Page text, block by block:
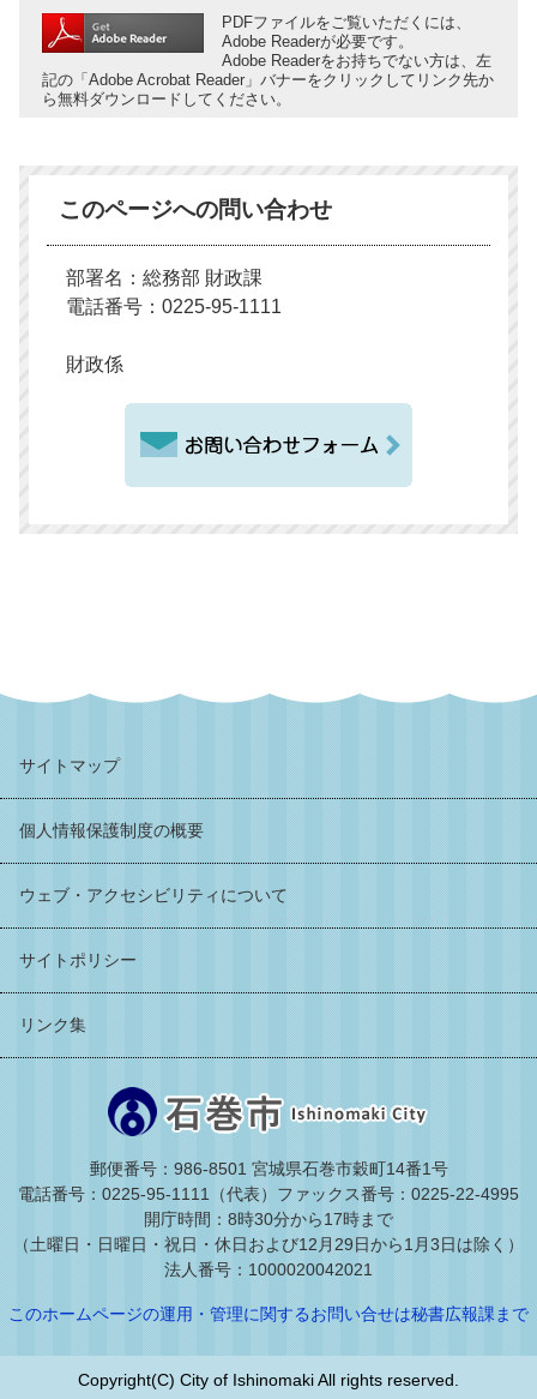
PDFファイルをご覧いただくには、
Adobe Readerが必要です。
Adobe Readerをお持ちでない方は、左
記の「Adobe Acrobat Reader」バナーをクリックしてリンク先か
ら無料ダウンロードしてください。
このページへの問い合わせ
部署名：総務部 財政課
電話番号：0225-95-1111
財政係
サイトマップ
個人情報保護制度の概要
ウェブ・アクセシビリティについて
サイトポリシー
リンク集
郵便番号：986-8501 宮城県石巻市穀町14番1号
電話番号：0225-95-1111（代表） ファックス番号：0225-22-4995
開庁時間：8時30分から17時まで
（土曜日・日曜日・祝日・休日および12月29日から1月3日は除く）
法人番号：1000020042021
このホームページの運用・管理に関するお問い合せは秘書広報課まで
Copyright(C) City of Ishinomaki All rights reserved.